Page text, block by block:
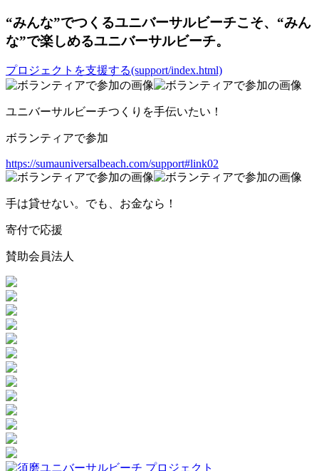
“みんな”でつくるユニバーサルビーチこそ、“みん
な”で楽しめるユニバーサルビーチ。
プロジェクトを支援する(support/index.html)
ユニバーサルビーチつくりを手伝いたい！
ボランティアで参加
https://sumauniversalbeach.com/support#link02
手は貸せない。でも、お金なら！
寄付で応援
賛助会員法人